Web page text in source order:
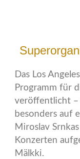
Das Los
Programm für
veröffentlicht
besonders auf
Miroslav
Konzerten
Mälkki.